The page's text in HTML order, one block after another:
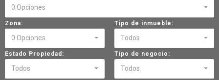
0 Opciones
Zona:
0 Opciones
Tipo de inmueble:
Todos
Estado Propiedad:
Todos
Tipo de negocio:
Todos